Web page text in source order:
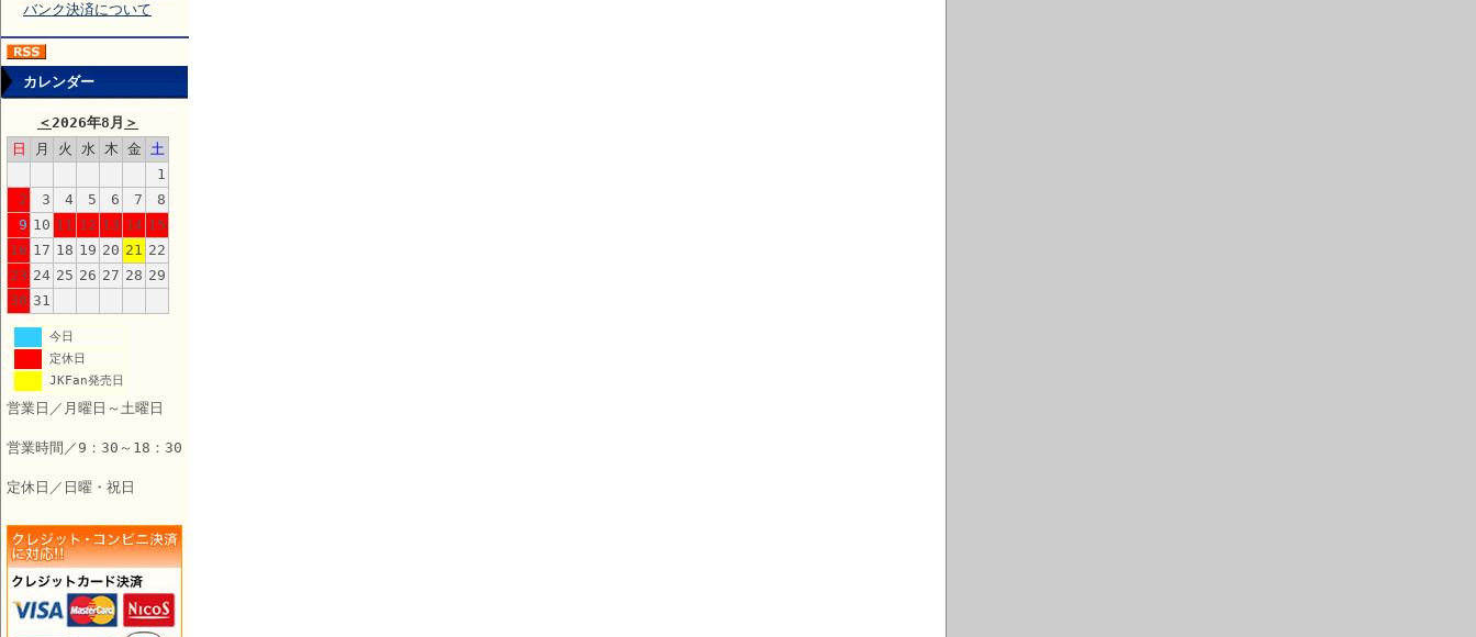
バンク決済について
カレンダー
＜2026年8月 ＞
日
月 火 水 木 金 土
1
2
3 4 5 6 7
8
9 10 11 12 13 14 15
16 17 18 19 20 21 22
23 24 25 26 27 28 29
30 31
今日
定休日
JKFan発売日
営業日／月曜日～土曜日
営業時間／9：30～18：30
定休日／日曜・祝日